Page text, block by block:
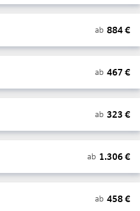
ab 884€
ab 467 €
ab 323 €
ab 1.306€
ab 458€